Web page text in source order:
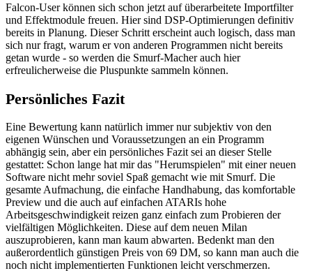
Falcon-User können sich schon jetzt auf überarbeitete Importfilter
und Effektmodule freuen. Hier sind DSP-Optimierungen definitiv
bereits in Planung. Dieser Schritt erscheint auch logisch, dass man
sich nur fragt, warum er von anderen Programmen nicht bereits
getan wurde - so werden die Smurf-Macher auch hier
erfreulicherweise die Pluspunkte sammeln können.
Persönliches Fazit
Eine Bewertung kann natürlich immer nur subjektiv von den
eigenen Wünschen und Voraussetzungen an ein Programm
abhängig sein, aber ein persönliches Fazit sei an dieser Stelle
gestattet: Schon lange hat mir das "Herumspielen" mit einer neuen
Software nicht mehr soviel Spaß gemacht wie mit Smurf. Die
gesamte Aufmachung, die einfache Handhabung, das komfortable
Preview und die auch auf einfachen ATARIs hohe
Arbeitsgeschwindigkeit reizen ganz einfach zum Probieren der
vielfältigen Möglichkeiten. Diese auf dem neuen Milan
auszuprobieren, kann man kaum abwarten. Bedenkt man den
außerordentlich günstigen Preis von 69 DM, so kann man auch die
noch nicht implementierten Funktionen leicht verschmerzen.